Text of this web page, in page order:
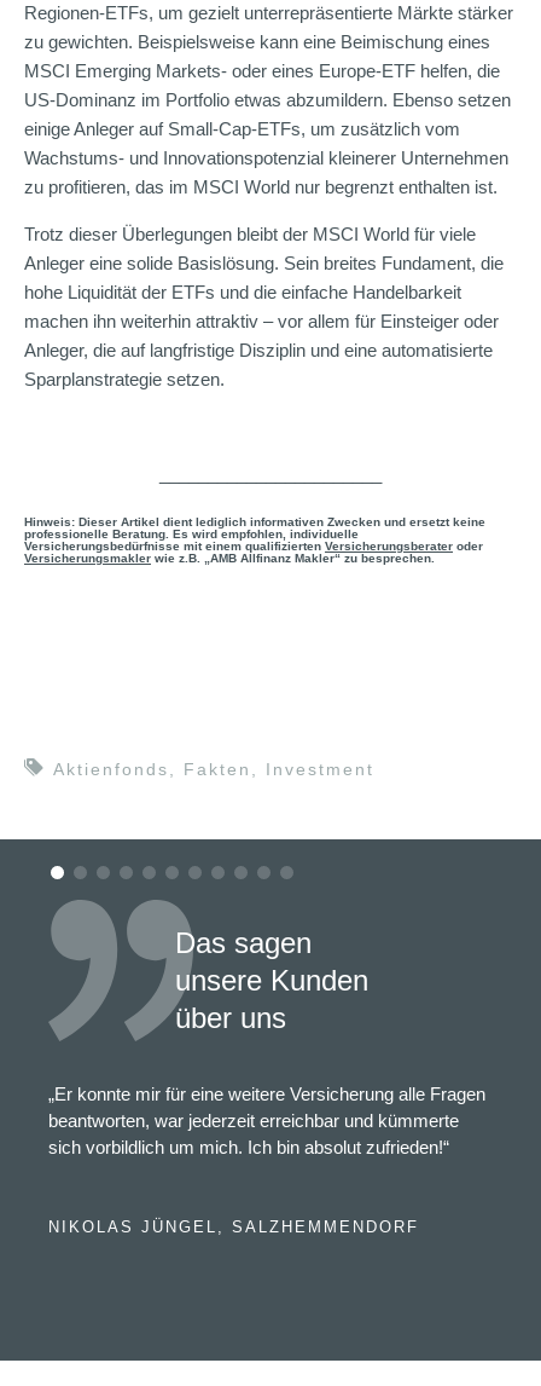
Regionen-ETFs, um gezielt unterrepräsentierte Märkte stärker
zu gewichten. Beispielsweise kann eine Beimischung eines
MSCI Emerging Markets- oder eines Europe-ETF helfen, die
US-Dominanz im Portfolio etwas abzumildern. Ebenso setzen
einige Anleger auf Small-Cap-ETFs, um zusätzlich vom
Wachstums- und Innovationspotenzial kleinerer Unternehmen
zu profitieren, das im MSCI World nur begrenzt enthalten ist.
Trotz dieser Überlegungen bleibt der MSCI World für viele
Anleger eine solide Basislösung. Sein breites Fundament, die
hohe Liquidität der ETFs und die einfache Handelbarkeit
machen ihn weiterhin attraktiv – vor allem für Einsteiger oder
Anleger, die auf langfristige Disziplin und eine automatisierte
Sparplanstrategie setzen.
Hinweis: Dieser Artikel dient lediglich informativen Zwecken und ersetzt keine
professionelle Beratung. Es wird empfohlen, individuelle
Versicherungsbedürfnisse mit einem qualifizierten Versicherungsberater oder
Versicherungsmakler wie z.B. „AMB Allfinanz Makler“ zu besprechen.
Aktienfonds Fakten Investment
Das sagen
unsere Kunden
über uns
„Er konnte mir für eine weitere Versicherung alle Fragen
beantworten, war jederzeit erreichbar und kümmerte
sich vorbildlich um mich. Ich bin absolut zufrieden!“
NIKOLAS JÜNGEL, SALZHEMMENDORF